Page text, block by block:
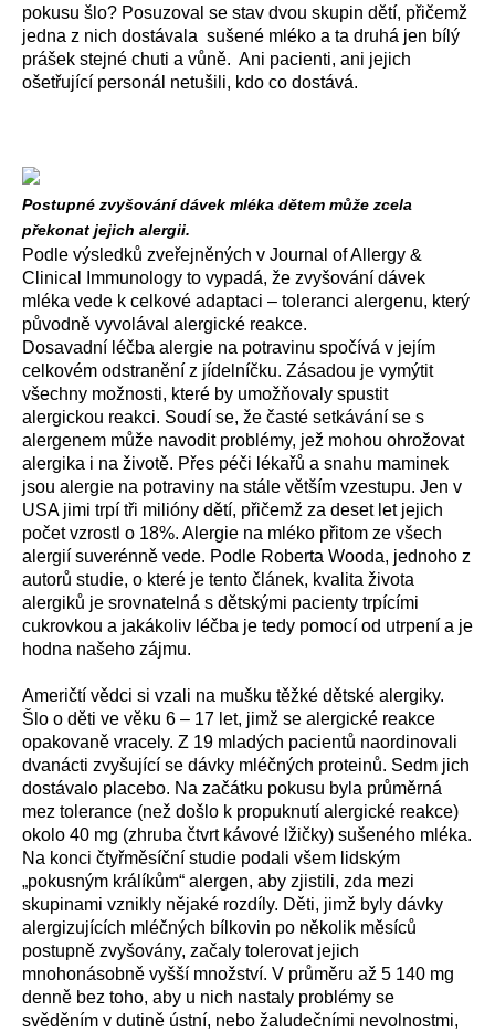
pokusu šlo? Posuzoval se stav dvou skupin dětí, přičemž
jedna z nich dostávala sušené mléko a ta druhá jen bílý
prášek stejné chuti a vůně. Ani pacienti, ani jejich
ošetřující personál netušili, kdo co dostává.
Postupné zvyšování dávek mléka dětem může zcela
překonat jejich alergii.
Podle výsledků zveřejněných v Journal of Allergy &
Clinical Immunology to vypadá, že zvyšování dávek
mléka vede k celkové adaptaci – toleranci alergenu, který
původně vyvolával alergické reakce.
Dosavadní léčba alergie na potravinu spočívá v jejím
celkovém odstranění z jídelníčku. Zásadou je vymýtit
všechny možnosti, které by umožňovaly spustit
alergickou reakci. Soudí se, že časté setkávání se s
alergenem může navodit problémy, jež mohou ohrožovat
alergika i na životě. Přes péči lékařů a snahu maminek
jsou alergie na potraviny na stále větším vzestupu. Jen v
USA jimi trpí tři milióny dětí, přičemž za deset let jejich
počet vzrostl o 18%. Alergie na mléko přitom ze všech
alergií suverénně vede. Podle Roberta Wooda, jednoho z
autorů studie, o které je tento článek, kvalita života
alergiků je srovnatelná s dětskými pacienty trpícími
cukrovkou a jakákoliv léčba je tedy pomocí od utrpení a je
hodna našeho zájmu.
Američtí vědci si vzali na mušku těžké dětské alergiky.
Šlo o děti ve věku 6 – 17 let, jimž se alergické reakce
opakovaně vracely. Z 19 mladých pacientů naordinovali
dvanácti zvyšující se dávky mléčných proteinů. Sedm jich
dostávalo placebo. Na začátku pokusu byla průměrná
mez tolerance (než došlo k propuknutí alergické reakce)
okolo 40 mg (zhruba čtvrt kávové lžičky) sušeného mléka.
Na konci čtyřměsíční studie podali všem lidským
„pokusným králíkům“ alergen, aby zjistili, zda mezi
skupinami vznikly nějaké rozdíly. Děti, jimž byly dávky
alergizujících mléčných bílkovin po několik měsíců
postupně zvyšovány, začaly tolerovat jejich
mnohonásobně vyšší množství. V průměru až 5 140 mg
denně bez toho, aby u nich nastaly problémy se
svěděním v dutině ústní, nebo žaludečními nevolnostmi,